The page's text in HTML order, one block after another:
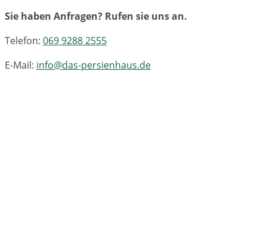
Sie haben Anfragen? Rufen sie uns an.
Telefon: 069 9288 2555
E-Mail: info@das-persienhaus.de